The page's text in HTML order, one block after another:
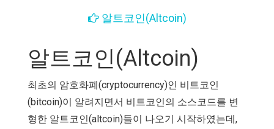
알트코인(Altcoin)
알트코인(Altcoin)
최초의 암호화폐(cryptocurrency)인 비트코인
(bitcoin)이 알려지면서 비트코인의 소스코드를 변
형한 알트코인(altcoin)들이 나오기 시작하였는데,